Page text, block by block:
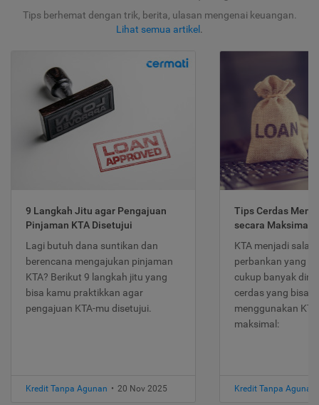
Tips berhemat dengan trik, berita, ulasan mengenai keuangan.
Lihat semua artikel .
9 Langkah Jitu agar Pengajuan
Pinjaman KTA Disetujui
Lagi butuh dana suntikan dan
berencana mengajukan pinjaman
KTA? Berikut 9 langkah jitu yang
bisa kamu praktikkan agar
pengajuan KTA-mu disetujui.
Kredit Tanpa Agunan • 20 Nov 2025
Tips Cerdas
secara Maksimal
KTA menjadi
perbankan yang
cukup banyak
cerdas yang bisa
menggunakan
maksimal:
Kredit Tanpa Agunan